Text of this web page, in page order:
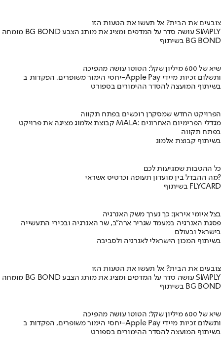
צובעים את הבית? אל תעשו את הטעות הזו
מומחה BG BOND עושה סדר על המדפים ומציג את מותג הצבע SIMPLY
בשיתוף BG BOND
שיא של 600 מיליון שקל: הטוטו עושה מהפיכה
יחסי הימור משופרים, הפקדות ב-Apple Pay ותשלום זכיות מיידי
בשיתוף המועצה להסדר ההימורים בספורט
הפרויקט החדש שמסקרן רוכשים בפתח תקווה
קבוצת אלמוג מציגה את פרויקט MALA: מגדלי הפרימיום האחרונים
בפתח תקווה
בשיתוף קבוצת אלמוג
כל ההטבות שמגיעות לכם
מה ההבדל בין מועדון תעופה וכרטיס אשראי?
בשיתוף FLYCARD
בצל איומי איראן: כך נערך משק האנרגיה
פסגת האנרגיה במעמד שגריר ארה"ב, שר האנרגיה ובכירי התעשייה
בישראל ובעולם
בשיתוף המכון הישראלי לאנרגיה ולסביבה
צובעים את הבית? אל תעשו את הטעות הזו
מומחה BG BOND עושה סדר על המדפים ומציג את מותג הצבע SIMPLY
בשיתוף BG BOND
שיא של 600 מיליון שקל: הטוטו עושה מהפיכה
יחסי הימור משופרים, הפקדות ב-Apple Pay ותשלום זכיות מיידי
בשיתוף המועצה להסדר ההימורים בספורט